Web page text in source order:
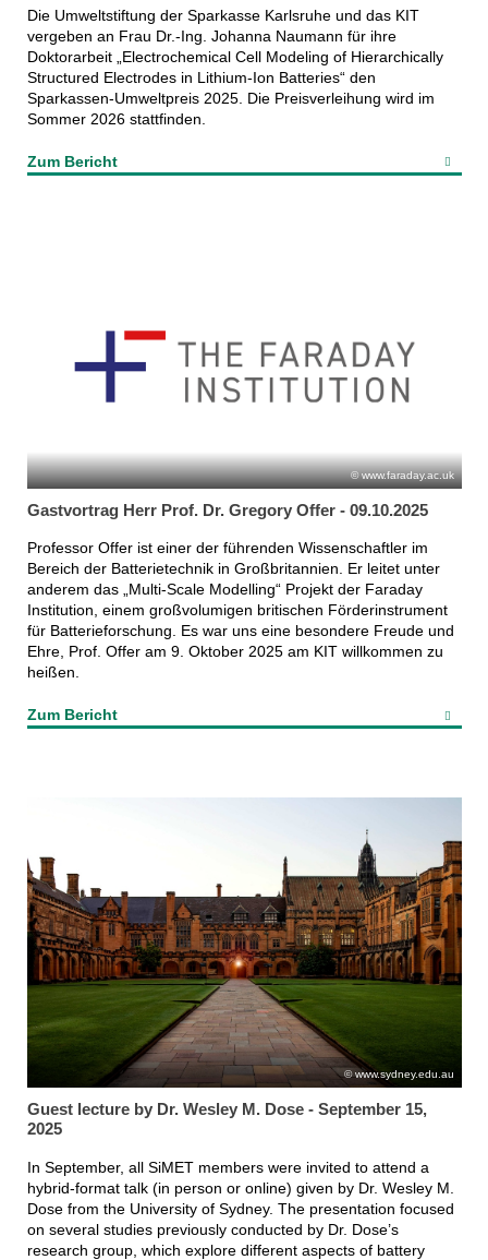
Die Umweltstiftung der Sparkasse Karlsruhe und das KIT
vergeben an Frau Dr.-Ing. Johanna Naumann für ihre
Doktorarbeit „Electrochemical Cell Modeling of Hierarchically
Structured Electrodes in Lithium-Ion Batteries“ den
Sparkassen-Umweltpreis 2025. Die Preisverleihung wird im
Sommer 2026 stattfinden.
Zum Bericht
www.faraday.ac.uk
Gastvortrag Herr Prof. Dr. Gregory Offer - 09.10.2025
Professor Offer ist einer der führenden Wissenschaftler im
Bereich der Batterietechnik in Großbritannien. Er leitet unter
anderem das „Multi-Scale Modelling“ Projekt der Faraday
Institution, einem großvolumigen britischen Förderinstrument
für Batterieforschung. Es war uns eine besondere Freude und
Ehre, Prof. Offer am 9. Oktober 2025 am KIT willkommen zu
heißen.
Zum Bericht
www.sydney.edu.au
Guest lecture by Dr. Wesley M. Dose - September 15,
2025
In September, all SiMET members were invited to attend a
hybrid-format talk (in person or online) given by Dr. Wesley M.
Dose from the University of Sydney. The presentation focused
on several studies previously conducted by Dr. Dose’s
research group, which explore different aspects of battery